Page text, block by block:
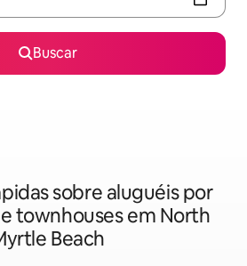
Buscar
sobre aluguéis por
townhouses em North
Beach